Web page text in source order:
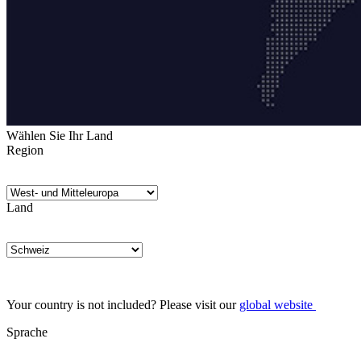
Wählen Sie Ihr Land
Region
Land
Your country is not included? Please visit our global website
Sprache